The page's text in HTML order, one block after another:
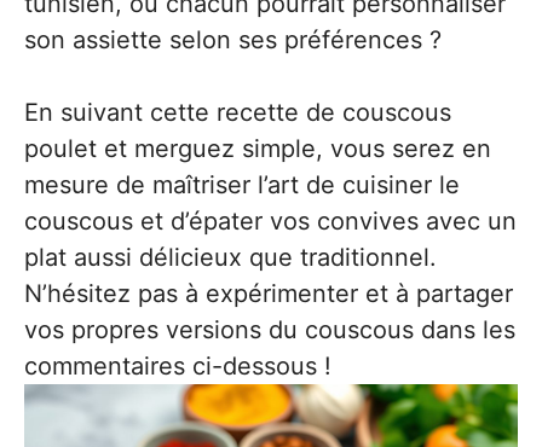
son assiette selon ses préférences ?
En suivant cette recette de couscous
poulet et merguez simple, vous serez en
mesure de maîtriser l’art de cuisiner le
couscous et d’épater vos convives avec un
plat aussi délicieux que traditionnel.
N’hésitez pas à expérimenter et à partager
vos propres versions du couscous dans les
commentaires ci-dessous !